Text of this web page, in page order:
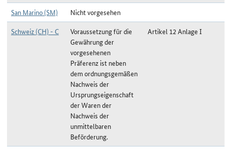
San Marino (SM)
Nicht vorgesehen
Schweiz (CH) - C
Voraussetzung für die
Gewährung der
vorgesehenen
Präferenz ist neben
dem ordnungsgemäßen
Nachweis der
Ursprungseigenschaft
der Waren der
Nachweis der
unmittelbaren
Beförderung.
Artikel 12 Anlage I